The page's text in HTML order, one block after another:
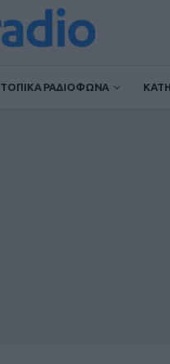
ΤΟΠΙΚΑ ΡΑΔΙΟΦΩΝΑ